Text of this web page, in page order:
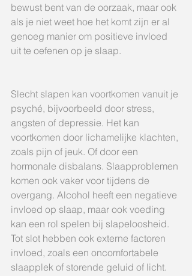
bewust bent van de oorzaak, maar ook
als je niet weet hoe het komt zijn er al
genoeg manier om positieve invloed
uit te oefenen op je slaap.
Slecht slapen kan voortkomen vanuit je
psyché, bijvoorbeeld door stress,
angsten of depressie. Het kan
voortkomen door lichamelijke klachten,
zoals pijn of jeuk. Of door een
hormonale disbalans. Slaapproblemen
komen ook vaker voor tijdens de
overgang. Alcohol heeft een negatieve
invloed op slaap, maar ook voeding
kan een rol spelen bij slapeloosheid.
Tot slot hebben ook externe factoren
invloed, zoals een oncomfortabele
slaapplek of storende geluid of licht.